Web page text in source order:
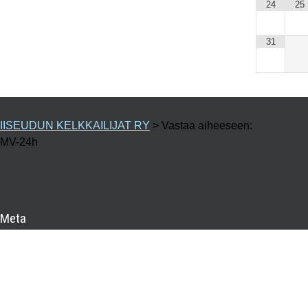
24 25
31
IISEUDUN KELKKAILIJAT RY > Vastaa aiheeseen:
MV-24h
Meta